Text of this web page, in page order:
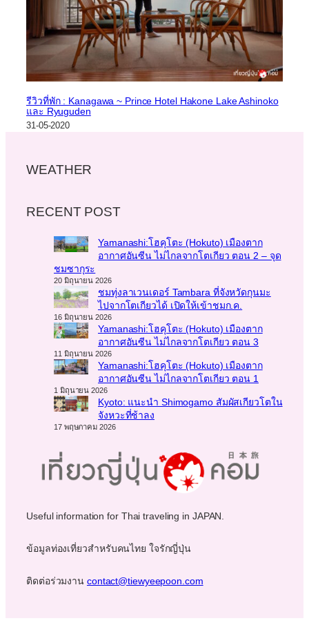
รีวิวที่พัก : Kanagawa ~ Prince Hotel Hakone Lake Ashinoko
และ Ryuguden
31-05-2020
WEATHER
RECENT POST
Yamanashi:โฮคุโตะ (Hokuto) เมืองตาก
อากาศอันซีน ไม่ไกลจากโตเกียว ตอน 2 – จุด
ชมซากุระ
20 มิถุนายน 2026
ชมทุ่งลาเวนเดอร์ Tambara ที่จังหวัดกุนมะ
ไปจากโตเกียวได้ เปิดให้เข้าชมก.ค.
16 มิถุนายน 2026
Yamanashi:โฮคุโตะ (Hokuto) เมืองตาก
อากาศอันซีน ไม่ไกลจากโตเกียว ตอน 3
11 มิถุนายน 2026
Yamanashi:โฮคุโตะ (Hokuto) เมืองตาก
อากาศอันซีน ไม่ไกลจากโตเกียว ตอน 1
1 มิถุนายน 2026
Kyoto: แนะนำ Shimogamo สัมผัสเกียวโตใน
จังหวะที่ช้าลง
17 พฤษภาคม 2026
Useful information for Thai traveling in JAPAN.
ข้อมูลท่องเที่ยวสำหรับคนไทย ใจรักญี่ปุ่น
ติดต่อร่วมงาน contact@tiewyeepoon.com